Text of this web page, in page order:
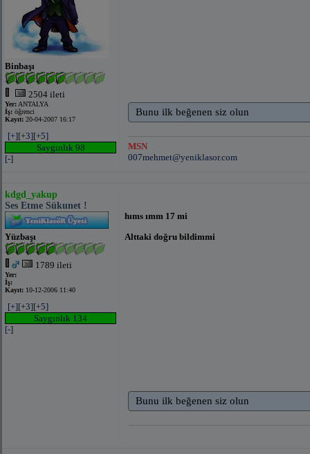
Binbaşı
2504 ileti
Yer: ANTALYA
İş: öğrenci
Kayıt: 20-04-2007 16:17
[+][+3][+5]
Saygınlık 98
[-]
Bunu ilk beğenen siz olun
MSN
007mehmet@yeniklasor.com
kdgd_yakup
Ses Etme Sükunet !
Yüzbaşı
1789 ileti
Yer:
İş:
Kayıt: 10-12-2006 11:40
[+][+3][+5]
Saygınlık 134
[-]
hıms ımm 17 mi
Alttaki doğru bildimmi
Bunu ilk beğenen siz olun